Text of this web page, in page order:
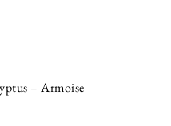
– Armoise